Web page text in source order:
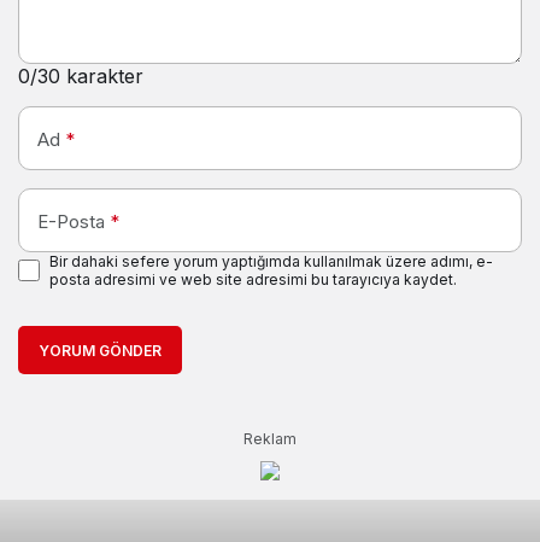
0/30 karakter
Ad *
E-Posta *
Bir dahaki sefere yorum yaptığımda kullanılmak üzere adımı, e-
posta adresimi ve web site adresimi bu tarayıcıya kaydet.
YORUM GÖNDER
Reklam